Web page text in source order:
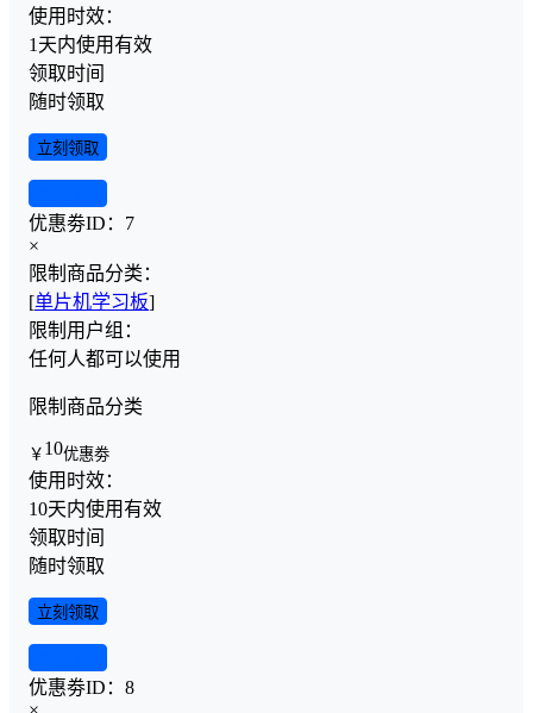
使用时效：
1天内使用有效
领取时间
随时领取
立刻领取
优惠劵ID： 7
×
限制商品分类：
[单片机学习板]
限制用户组：
任何人都可以使用
限制商品分类
￥ 10优惠劵
使用时效：
10天内使用有效
领取时间
随时领取
立刻领取
优惠劵ID： 8